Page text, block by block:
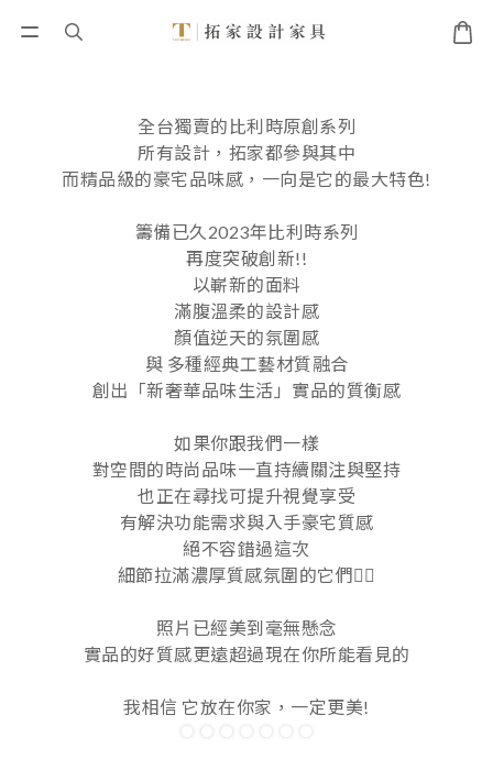
全台獨賣的比利時原創系列
所有設計，拓家都參與其中
而精品級的豪宅品味感，一向是它的最大特色!
籌備已久2023年比利時系列
再度突破創新!!
以嶄新的面料
滿腹溫柔的設計感
顏值逆天的氛圍感
與 多種經典工藝材質融合
創出「新奢華品味生活」實品的質衡感
如果你跟我們一樣
對空間的時尚品味一直持續關注與堅持
也正在尋找可提升視覺享受
有解決功能需求與入手豪宅質感
絕不容錯過這次
細節拉滿濃厚質感氛圍的它們👍🏻
照片已經美到毫無懸念
實品的好質感更遠超過現在你所能看見的
我相信 它放在你家，一定更美!